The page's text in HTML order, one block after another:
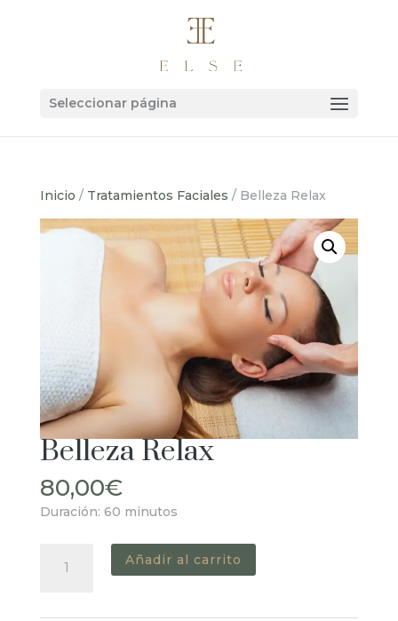
Seleccionar página
Inicio / Tratamientos Faciales / Belleza Relax
Belleza Relax
80,00€
Duración: 60 minutos
Relax
Añadir al carrito